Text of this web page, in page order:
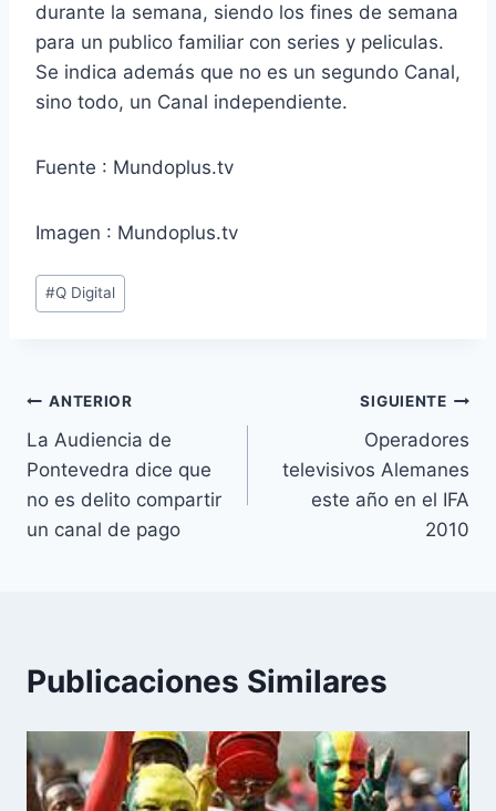
durante la semana, siendo los fines de semana
para un publico familiar con series y peliculas.
Se indica además que no es un segundo Canal,
sino todo, un Canal independiente.
Fuente : Mundoplus.tv
Imagen : Mundoplus.tv
Etiquetas
de
#Q Digital
Navegación
de
entradas
ANTERIOR
La Audiencia de
Pontevedra dice que
no es delito compartir
un canal de pago
SIGUIENTE
Operadores
televisivos Alemanes
este año en el IFA
2010
Publicaciones Similares